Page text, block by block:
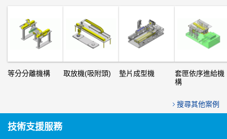
等分分離機構 取放機(吸附頭) 墊片成型機
套匣依序進給機
構
搜尋其他案例
技術支援服務